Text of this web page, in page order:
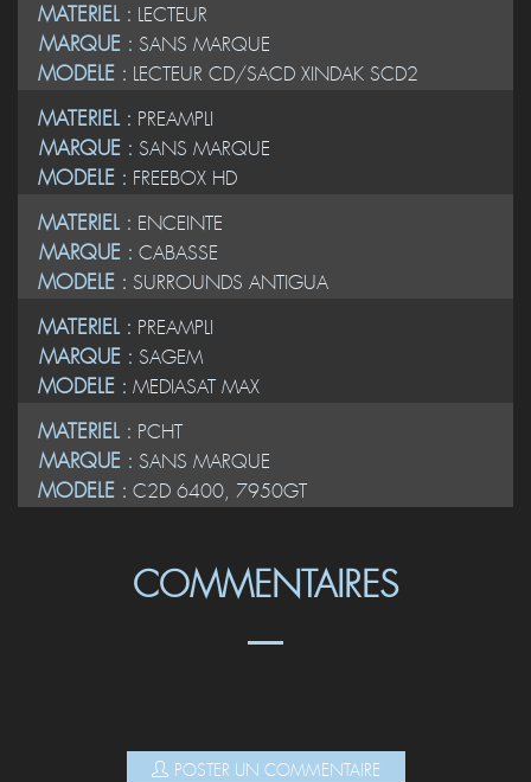
MATERIEL : LECTEUR
MARQUE : SANS MARQUE
MODELE : LECTEUR CD/SACD XINDAK SCD2
MATERIEL : PREAMPLI
MARQUE : SANS MARQUE
MODELE : FREEBOX HD
MATERIEL : ENCEINTE
MARQUE : CABASSE
MODELE : SURROUNDS ANTIGUA
MATERIEL : PREAMPLI
MARQUE : SAGEM
MODELE : MEDIASAT MAX
MATERIEL : PCHT
MARQUE : SANS MARQUE
MODELE : C2D 6400, 7950GT
COMMENTAIRES
POSTER UN COMMENTAIRE